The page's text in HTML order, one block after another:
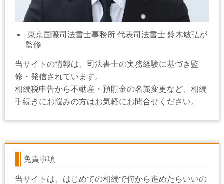
東京国際司法書士事務所 代表司法書士 鈴木敏弘が
監修
当サイトの情報は、司法書士の実務経験に基づき監
修・発信されています。
相続税申告から不動産・預貯金の名義変更など、相続
手続きにお悩みの方はお気軽にお問合せください。
免責事項
当サイトは、はじめての相続で何から進めたらいいの